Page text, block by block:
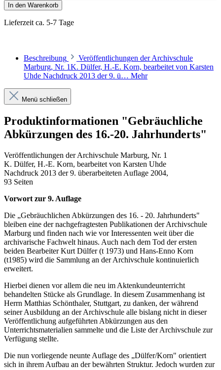
In den Warenkorb
Lieferzeit ca. 5-7 Tage
Beschreibung
Veröffentlichungen der Archivschule
Marburg, Nr. 1K. Dülfer, H.-E. Korn, bearbeitet von Karsten
Uhde Nachdruck 2013 der 9. ü… Mehr
Menü schließen
Produktinformationen "Gebräuchliche
Abkürzungen des 16.-20. Jahrhunderts"
Veröffentlichungen der Archivschule Marburg, Nr. 1
K. Dülfer, H.-E. Korn, bearbeitet von Karsten Uhde
Nachdruck 2013 der 9. überarbeiteten Auflage 2004,
93 Seiten
Vorwort zur 9. Auflage
Die „Gebräuchlichen Abkürzungen des 16. - 20. Jahrhunderts"
bleiben eine der nachgefragtesten Publikationen der Archivschule
Marburg und finden nach wie vor Interessenten weit über die
archivarische Fachwelt hinaus. Auch nach dem Tod der ersten
beiden Bearbeiter Kurt Dülfer (t 1973) und Hans-Enno Korn
(t1985) wird die Sammlung an der Archivschule kontinuierlich
erweitert.
Hierbei dienen vor allem die neu im Aktenkundeunterricht
behandelten Stücke als Grundlage. In diesem Zusammenhang ist
Herrn Matthias Schönthaler, Stuttgart, zu danken, der während
seiner Ausbildung an der Archivschule alle bislang nicht in dieser
Veröffentlichung aufgeführten Abkürzungen aus den
Unterrichtsmaterialien sammelte und die Liste der Archivschule zur
Verfügung stellte.
Die nun vorliegende neunte Auflage des „Dülfer/Korn" orientiert
sich in ihrem Aufbau an der bewährten Struktur. Jedoch wurden zur